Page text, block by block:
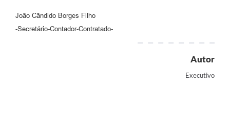
João Cândido Borges Filho
-Secretário-Contador-Contratado-
Autor
Executivo